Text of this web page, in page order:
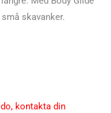
skavanker.
kontakta din